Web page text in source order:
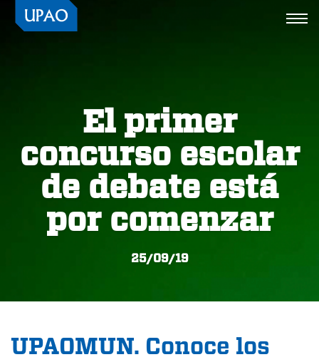
El primer
concurso escolar
de debate está
por comenzar
25/09/19
UPAOMUN. Conoce los